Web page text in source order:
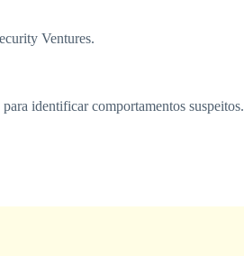
Ventures.
identificar comportamentos suspeitos.